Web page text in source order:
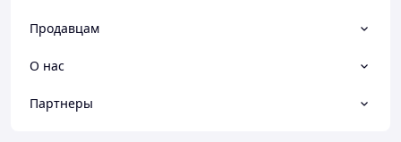
Продавцам
О нас
Партнеры